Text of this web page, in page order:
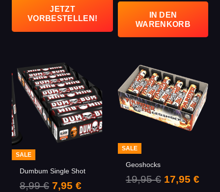
JETZT
VORBESTELLEN!
IN DEN
WARENKORB
SALE
Dumbum Single Shot
8,99€ Ursprünglicher
7,95 €Aktueller
SALE
Geoshocks
19,95€ 17,95 €